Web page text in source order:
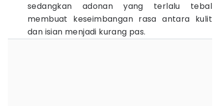
sedangkan adonan yang terlalu tebal
membuat keseimbangan rasa antara kulit
dan isian menjadi kurang pas.